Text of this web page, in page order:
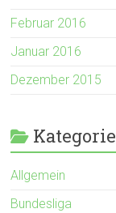
Februar 2016
Januar 2016
Dezember 2015
Allgemein
Bundesliga